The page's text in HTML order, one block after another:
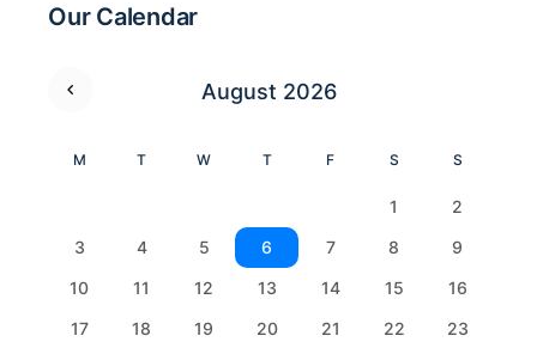
Our Calendar
August 2026
M T W T F S S
1
2
3
4 5 6 7 8
9
10
11 12 13 14 15
16
17
18 19 20 21 22
23